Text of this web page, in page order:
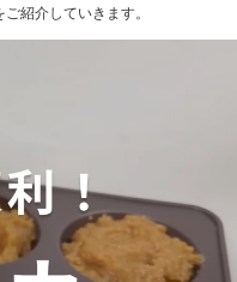
紹介していきます。